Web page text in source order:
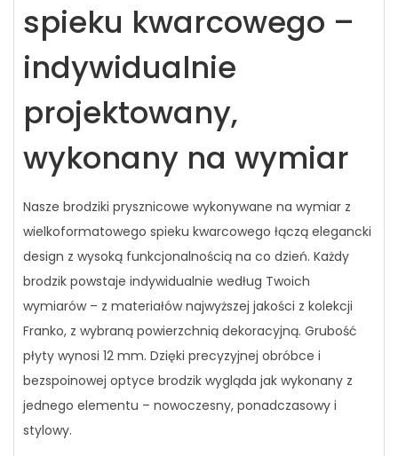
spieku kwarcowego –
indywidualnie
projektowany,
wykonany na wymiar
Nasze brodziki prysznicowe wykonywane na wymiar z
wielkoformatowego spieku kwarcowego łączą elegancki
design z wysoką funkcjonalnością na co dzień. Każdy
brodzik powstaje indywidualnie według Twoich
wymiarów – z materiałów najwyższej jakości z kolekcji
Franko, z wybraną powierzchnią dekoracyjną. Grubość
płyty wynosi 12 mm. Dzięki precyzyjnej obróbce i
bezspoinowej optyce brodzik wygląda jak wykonany z
jednego elementu – nowoczesny, ponadczasowy i
stylowy.